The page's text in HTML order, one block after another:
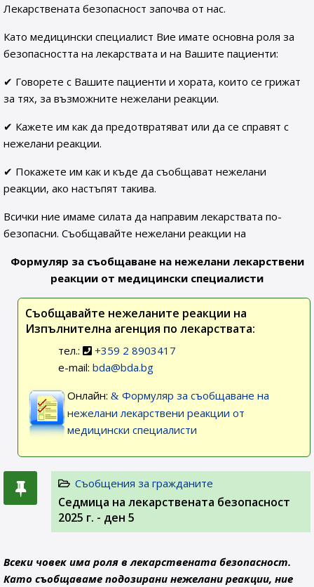
Лекарствената безопасност започва от нас.
Като медицински специалист Вие имате основна роля за
безопасността на лекарствата и на Вашите пациенти:
✔ Говорете с Вашите пациенти и хората, които се грижат
за тях, за възможните нежелани реакции.
✔ Кажете им как да предотвратяват или да се справят с
нежелани реакции.
✔ Покажете им как и къде да съобщават нежелани
реакции, ако настъпят такива.
Всички ние имаме силата да направим лекарствата по-
безопасни. Съобщавайте нежелани реакции на
Формуляр за съобщаване на нежелани лекарствени
реакции от медицински специалисти
Съобщавайте нежеланите реакции на
Изпълнителна агенция по лекарствата:
тел.:
+359 2 8903417
e-mail: bda@bda.bg
Онлайн:
Формуляр за съобщаване на
нежелани лекарствени реакции от
медицински специалисти
Съобщения за гражданите
Седмица на лекарствената безопасност
2025 г. - ден 5
Всеки човек има роля в лекарствената безопасност.
Като съобщаваме подозирани нежелани реакции, ние